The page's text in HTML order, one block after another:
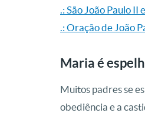
.: São João Paulo
.: Oração de João
Maria é
Muitos padres se
obediência e a